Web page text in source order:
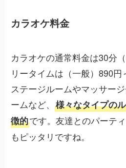
カラオケ料金
カラオケの通常料金は30分
リータイムは（一般）890円
ステージルームやマッサー
ームなど、様々なタイプの
徴的です。友達とのパーテ
もピッタリですね。